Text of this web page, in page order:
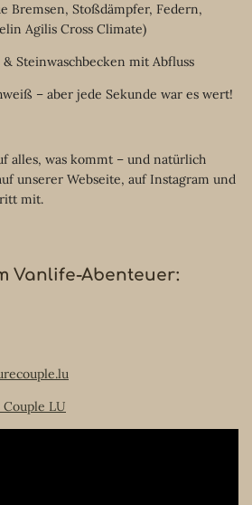
Bremsen, Stoßdämpfer, Federn,
Agilis Cross Climate)
Steinwaschbecken mit Abfluss
– aber jede Sekunde war es wert!
alles, was kommt – und natürlich
unserer Webseite, auf Instagram und
mit.
Vanlife-Abenteuer:
LU